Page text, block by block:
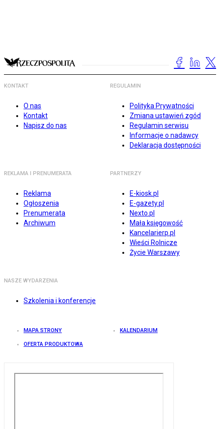
KONTAKT
O nas
Kontakt
Napisz do nas
REGULAMIN
Polityka Prywatności
Zmiana ustawień zgód
Regulamin serwisu
Informacje o nadawcy
Deklaracja dostępności
REKLAMA I PRENUMERATA
Reklama
Ogłoszenia
Prenumerata
Archiwum
PARTNERZY
E-kiosk.pl
E-gazety.pl
Nexto.pl
Mała księgowość
Kancelarierp.pl
Wieści Rolnicze
Życie Warszawy
NASZE WYDARZENIA
Szkolenia i konferencje
MAPA STRONY KALENDARIUM
OFERTA PRODUKTOWA